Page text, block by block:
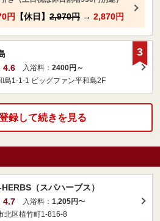
円 【休日】 2,970円 → 2,870円
4.6
入浴料： 2400円～
島1-1-1 ビッグファン平和島2F
3
録して続きを見る
（スパハーブス）
4.7
入浴料： 1,205円〜
北区植竹町1-816-8